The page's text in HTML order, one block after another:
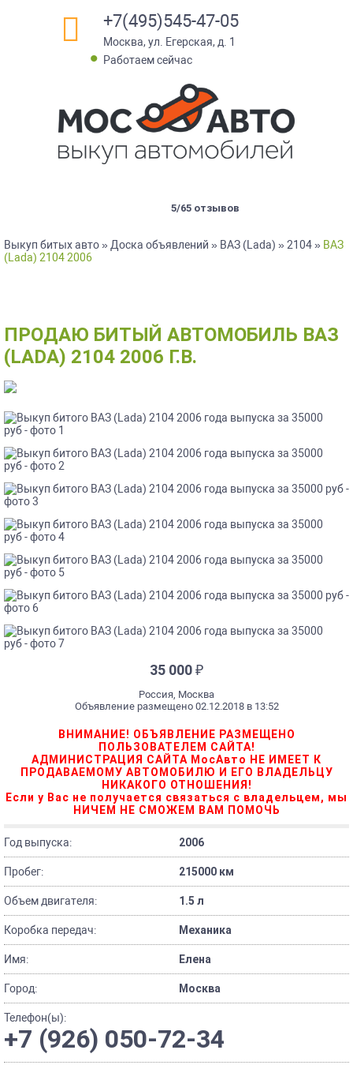
+7(495)545-47-05
Москва, ул. Егерская, д. 1
• Работаем сейчас
5/65 отзывов
Выкуп битых авто» Доска объявлений » ВАЗ (Lada) »2104» ВАЗ
(Lada) 2104 2006
ПРОДАЮ БИТЫЙ АВТОМОБИЛЬ ВАЗ
(LADA) 2104 2006 Г.В.
35 000₽
Россия, Москва
Объявление размещено 02.12.2018 в 13:52
ВНИМАНИЕ! ОБЪЯВЛЕНИЕ РАЗМЕЩЕНО
ПОЛЬЗОВАТЕЛЕМ САЙТА!
АДМИНИСТРАЦИЯ САЙТА МосАвто НЕ ИМЕЕТ К
ПРОДАВАЕМОМУ АВТОМОБИЛЮ И ЕГО ВЛАДЕЛЬЦУ
НИКАКОГО ОТНОШЕНИЯ!
Если у Вас не получается связаться с владельцем, мы
НИЧЕМ НЕ СМОЖЕМ ВАМ ПОМОЧЬ
Год выпуска: 2006
Пробег: 215000 км
Объем двигателя: 1.5 л
Коробка передач: Механика
Имя: Елена
Город: Москва
Телефон(ы):
+7 (926) 050-72-34